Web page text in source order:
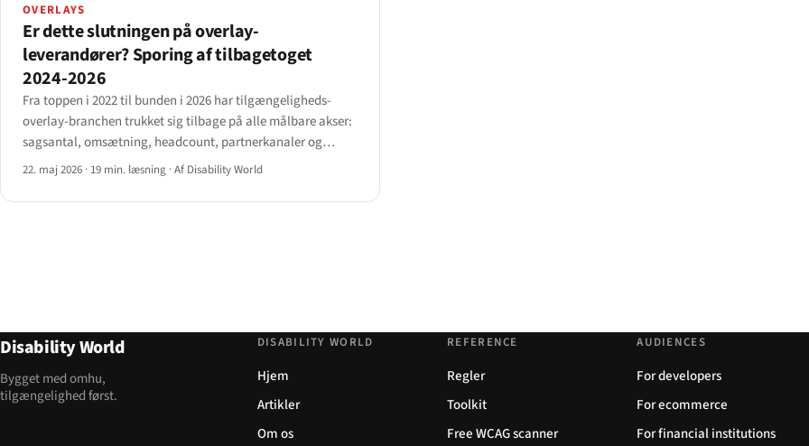
OVERLAYS
Er dette slutningen på overlay-
leverandører? Sporing af tilbagetoget
2024-2026
Fra toppen i 2022 til bunden i 2026 har tilgængeligheds-
overlay-branchen trukket sig tilbage på alle målbare akser:
sagsantal, omsætning, headcount, partnerkanaler og
regulatorisk legitimitet. Et dossier om de navngivne
22. maj 2026 · 19 min. læsning ·Af Disability World
Disability World
Bygget med omhu,
tilgængelighed først.
DISABILITY WORLD
Hjem
Artikler
Om os
REFERENCE
Regler
Toolkit
Free WCAG scanner
AUDIENCES
For developers
For ecommerce
For financial institutions